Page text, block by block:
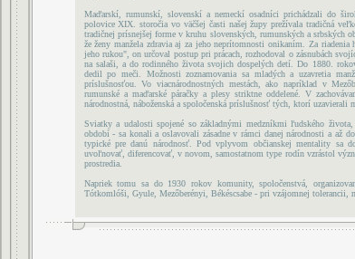
Maďarskí, rumunskí, slovenskí a nemeckí osadníci prichádzali do
polovice XIX. storočia vo väčšej časti našej župy prežívala tradičná
tradičnej prísnejšej forme v kruhu slovenských, rumunských a
že ženy manžela zdravia aj za jeho neprítomnosti onikaním. Za
jeho rukou", on určoval postup pri prácach, rozhodoval o zásnubách
na salaši, a do rodinného života svojich dospelých detí. Do 1880.
dedil po meči. Možnosti zoznamovania sa mladých a uzavretia
príslušnosťou. Vo viacnárodnostných mestách, ako napríklad v
rumunské a maďarské páračky a plesy striktne oddelené. V
národnostná, náboženská a spoločenská príslušnosť tých, ktorí uzavierali
Sviatky a udalosti spojené so základnými medzníkmi ľudského
období - sa konali a oslavovali zásadne v rámci danej národnosti a až
typické pre danú národnosť. Pod vplyvom občianskej mentality sa
uvoľnovať, diferencovať, v novom, samostatnom type rodín vzrástol
prostredia.
Napriek tomu sa do 1930 rokov komunity, spoločenstvá,
Tótkomlóši, Gyule, Mezőberényi, Békéscsabe - pri vzájomnej tolerancii,